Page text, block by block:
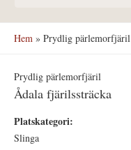
Hem » Prydlig pärlemorfjäril
Prydlig pärlemorfjäril
Ådala fjärilssträcka
Platskategori:
Slinga